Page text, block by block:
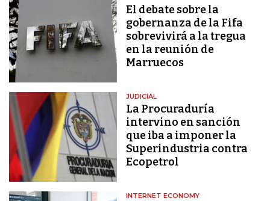
El debate sobre la
gobernanza de la Fifa
sobrevivirá a la tregua
en la reunión de
Marruecos
JUDICIAL
La Procuraduría
intervino en sanción
que iba a imponer la
Superindustria contra
Ecopetrol
INTERNET ECONOMY